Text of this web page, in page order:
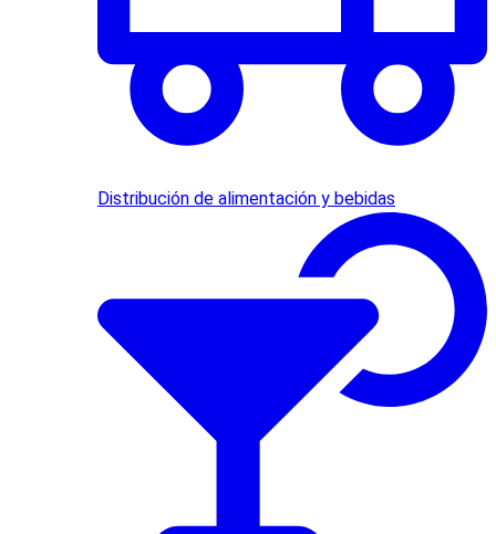
Distribución de alimentación y bebidas